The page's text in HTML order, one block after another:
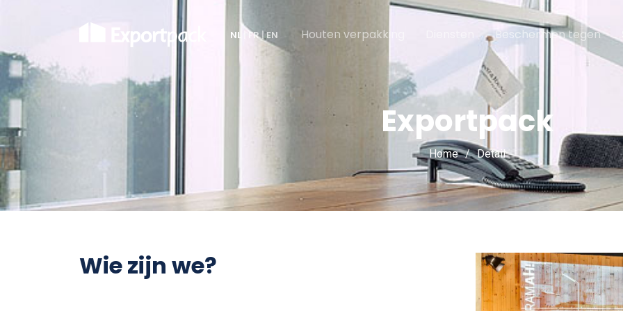
NL FR| EN Houten verpakking Beschermen tegen
Exportpack
Home Detail
Wie zijn we?